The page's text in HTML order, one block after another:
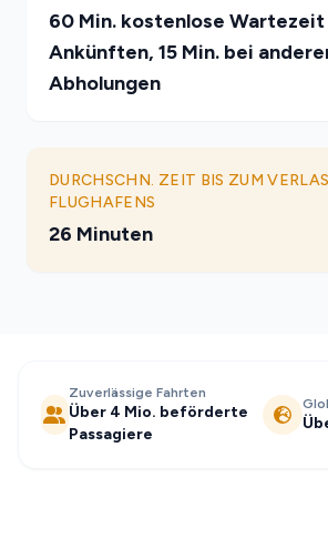
60 Min. kostenlose
Ankünften, 15 Min. bei
Abholungen
DURCHSCHN. ZEIT BIS ZUM
FLUGHAFENS
26 Minuten
Zuverlässige Fahrten
Über 4 Mio. beförderte
Passagiere